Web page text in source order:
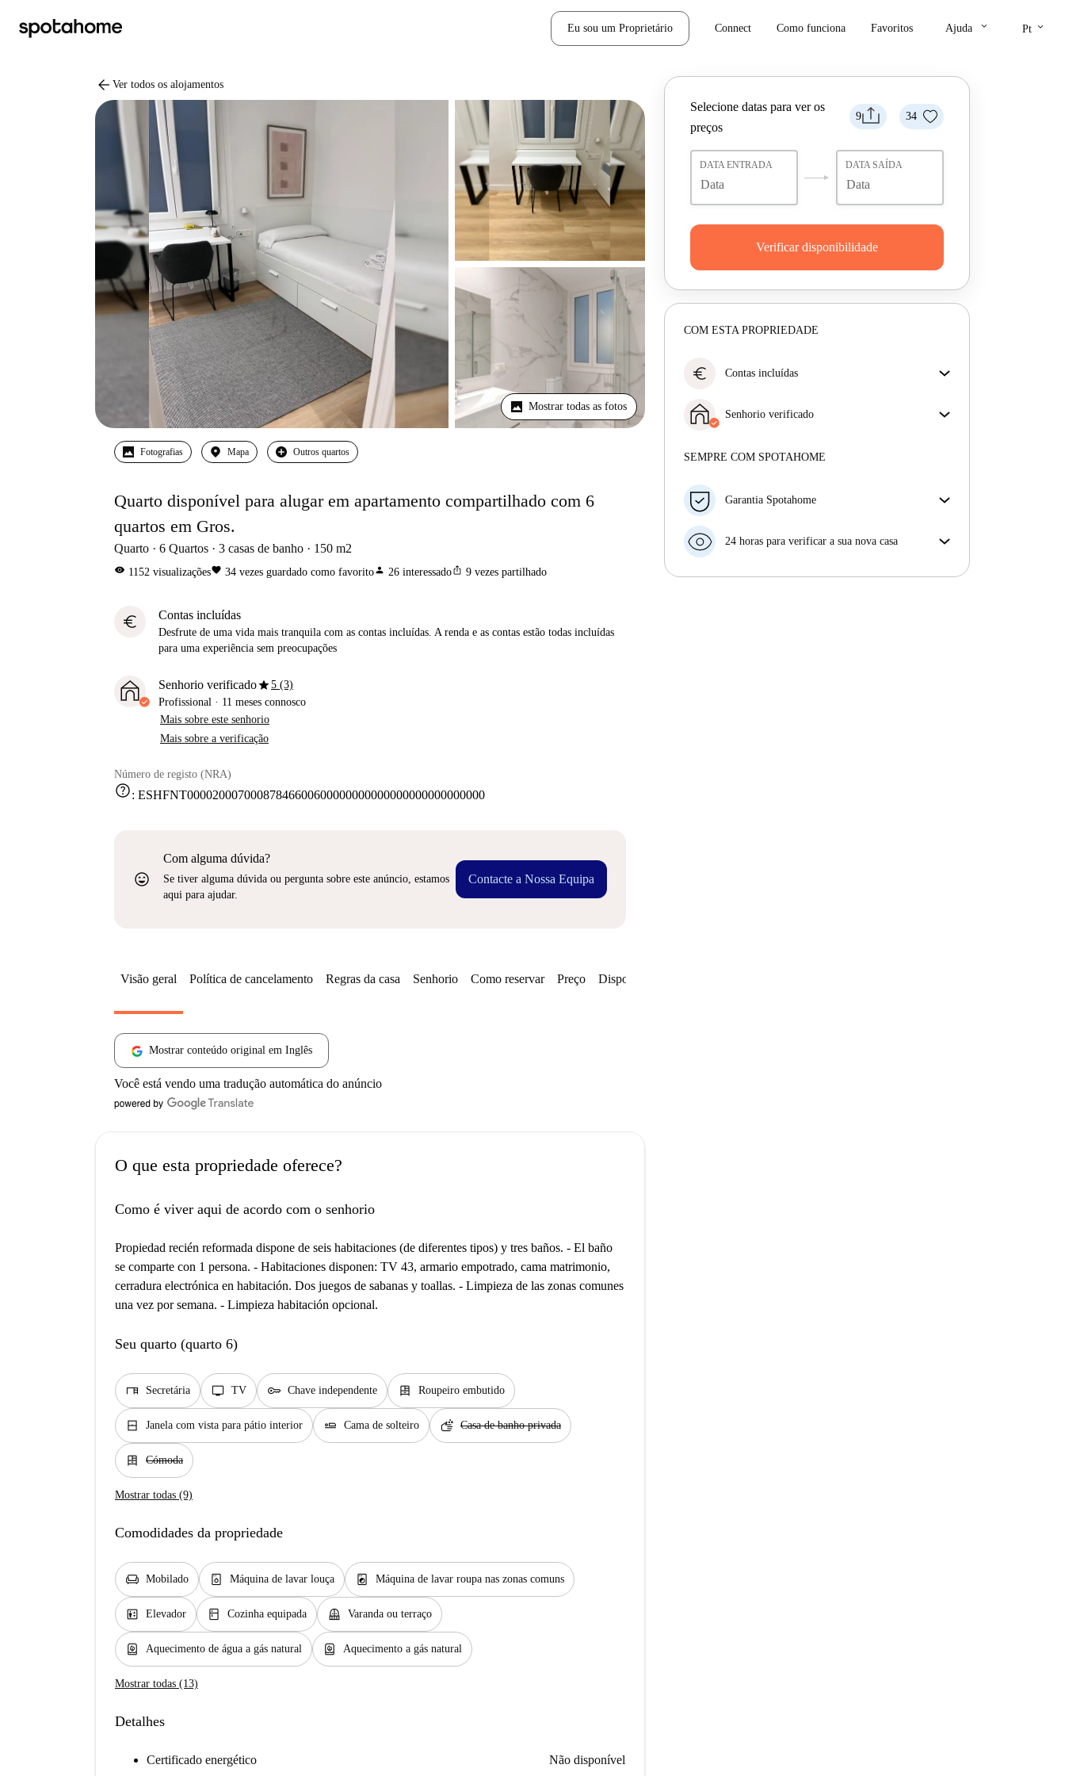
Eu sou um Proprietário Connect Como funciona Favoritos Ajuda keyboard_arrow_down Pt keyboard_arrow_down
arrow_back Ver todos os alojamentos
Mostrar todas as fotos
Fotografias Mapa Outros quartos
Quarto disponível para alugar em apartamento compartilhado com 6
quartos em Gros.
Quarto 6 Quartos 3 casas de banho 150 m2
visibility 1152 visualizaçõesfavorite 34 vezes guardado como favoritoperson 26 interessadoios_share 9 vezes partilhado
euro Contas incluídas
Desfrute de uma vida mais tranquila com as contas incluídas. A renda e as contas estão todas incluídas
para uma experiência sem preocupações
Senhorio verificadostar5 (3)
Profissional · 11 meses connosco
Mais sobre este senhorio
Mais sobre a verificação
Número de registo (NRA)
help: ESHFNT00002000700087846600600000000000000000000000000
sentiment_very_satisfied
Com alguma dúvida?
Se tiver alguma dúvida ou pergunta sobre este anúncio, estamos
aqui para ajudar.
Contacte a Nossa Equipa
9 34
Selecione datas para ver os
preços
DATA ENTRADA DATA SAÍDA
Verificar disponibilidade
COM ESTA PROPRIEDADE
euro Contas incluídas
incluídas. A renda e as contas estão todas incluídas
para uma experiência sem preocupações
Senhorio verificado
Mais sobre este senhorio
SEMPRE COM SPOTAHOME
Garantia Spotahome
antecedência, nós iremos A) pagar um hotel e ajudá-
seu dinheiro na totalidade.
24 horas para verificar a sua nova casa
Visão geral Política de cancelamento Regras da casa Senhorio Como reservar Preço Disponibilidades
Mostrar conteúdo original em Inglês
Você está vendo uma tradução automática do anúncio
O que esta propriedade oferece?
Como é viver aqui de acordo com o senhorio
Propiedad recién reformada dispone de seis habitaciones (de diferentes tipos) y tres baños. - El baño
se comparte con 1 persona. - Habitaciones disponen: TV 43, armario empotrado, cama matrimonio,
cerradura electrónica en habitación. Dos juegos de sabanas y toallas. - Limpieza de las zonas comunes
una vez por semana. - Limpieza habitación opcional.
Seu quarto (quarto 6)
desk Secretária tv TV key Chave independente dresser Roupeiro embutido
window_closed Janela com vista para pátio interior airline_seat_flat Cama de solteiro soap Casa de banho privada
dresser Cómoda
Mostrar todas (9)
Comodidades da propriedade
chair Mobilado dishwasher_gen Máquina de lavar louça local_laundry_service Máquina de lavar roupa nas zonas comuns
elevator Elevador kitchen Cozinha equipada balcony Varanda ou terraço
water_heater Aquecimento de água a gás natural water_heater Aquecimento a gás natural
Mostrar todas (13)
Detalhes
Certificado energético Não disponível